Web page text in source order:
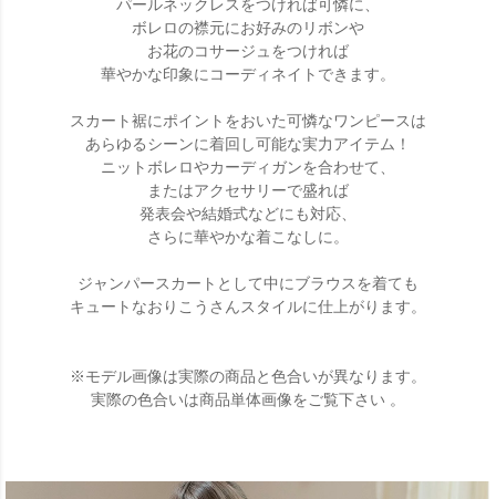
パールネックレスをつければ可憐に、
ボレロの襟元にお好みのリボンや
お花のコサージュをつければ
華やかな印象にコーディネイトできます。
スカート裾にポイントをおいた可憐なワンピースは
あらゆるシーンに着回し可能な実力アイテム！
ニットボレロやカーディガンを合わせて、
またはアクセサリーで盛れば
発表会や結婚式などにも対応、
さらに華やかな着こなしに。
ジャンパースカートとして中にブラウスを着ても
キュートなおりこうさんスタイルに仕上がります。
※モデル画像は実際の商品と色合いが異なります。
実際の色合いは商品単体画像をご覧下さい 。